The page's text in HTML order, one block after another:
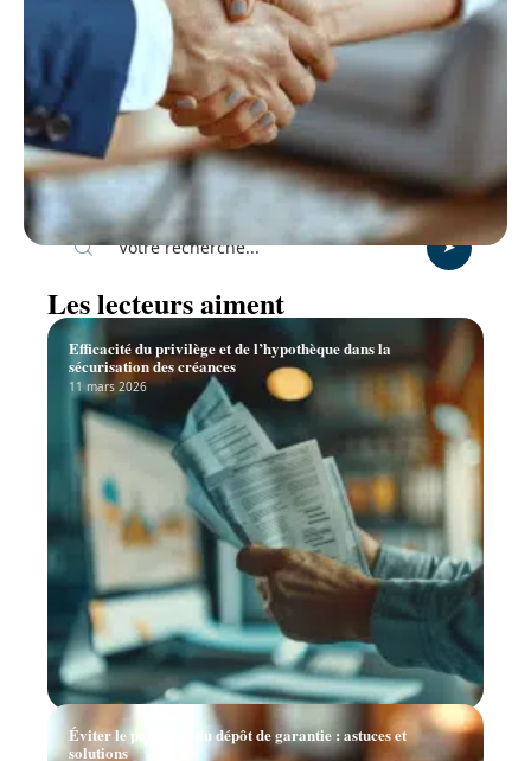
Recherche
Les lecteurs aiment
Efficacité du privilège et de l’hypothèque dans la
sécurisation des créances
11 mars 2026
Éviter le paiement du dépôt de garantie : astuces et
solutions